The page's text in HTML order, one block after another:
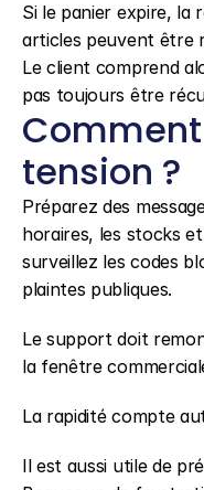
Si le panier expire, la
articles peuvent être
Le client comprend
pas toujours être
tension ?
Préparez des
horaires, les stocks
surveillez les codes
plaintes publiques.
Le support doit
la fenêtre
La rapidité compte
Il est aussi utile de